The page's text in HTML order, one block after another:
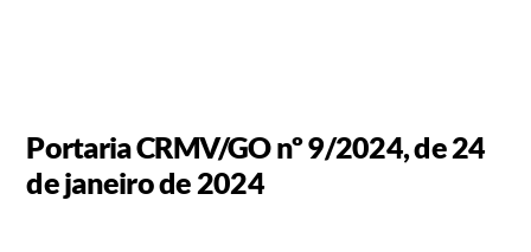
Portaria CRMV/GO nº 9/2024, de 24
de janeiro de 2024